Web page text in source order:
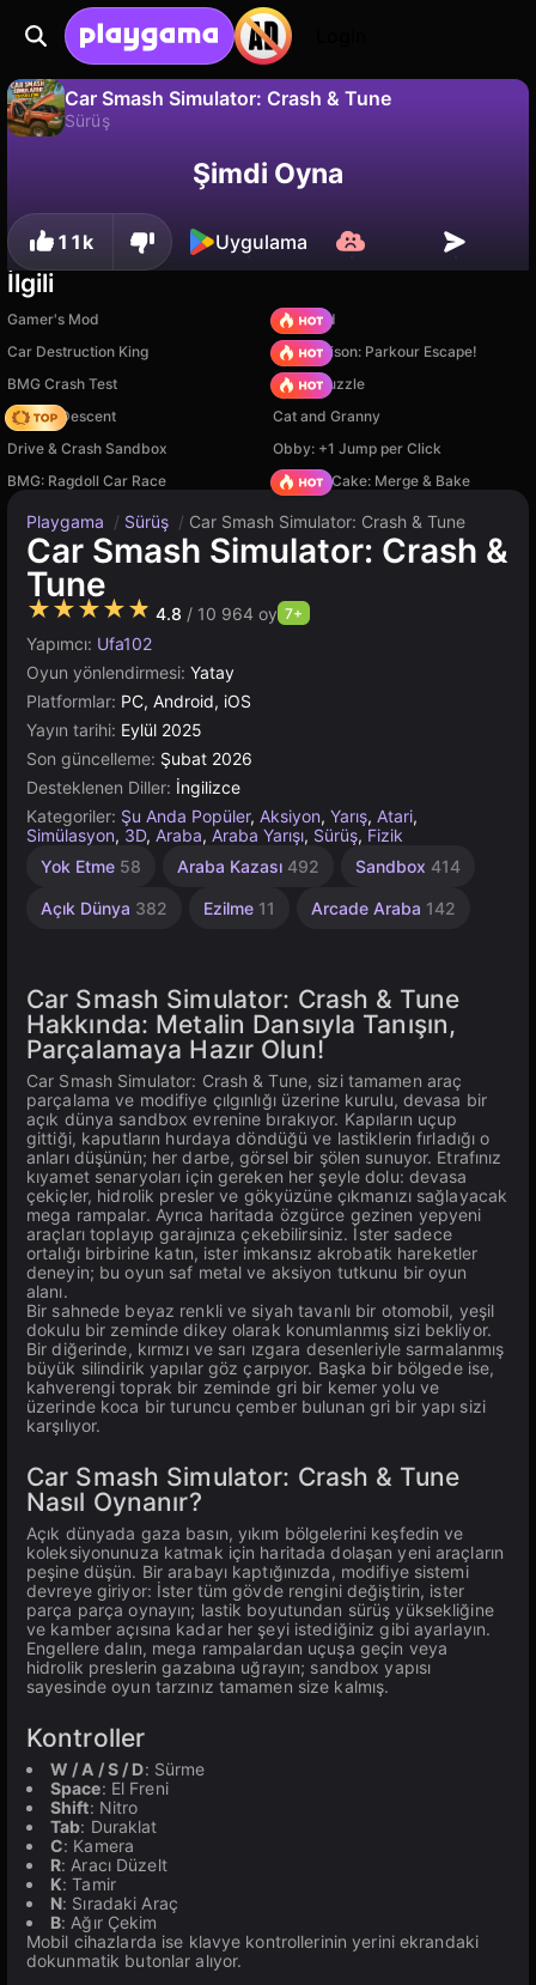
Car Smash Simulator: Crash & Tune
Sürüş
İlerlemeyi kaydet! Hayır
Şimdi Oyna
11k Uygulama
İlgili
Gamer's Mod
TB World
Car Destruction King
Barry Prison: Parkour Escape!
BMG Crash Test
Arrow Puzzle
Deadly Descent
Cat and Granny
Drive & Crash Sandbox
Obby: +1 Jump per Click
BMG: Ragdoll Car Race
Piece of Cake: Merge & Bake
Playgama / Sürüş / Car Smash Simulator: Crash & Tune
Car Smash Simulator: Crash &
Tune
★★★★★ 4.8 / 10 964 oy 7+
Yapımcı: Ufa102
Oyun yönlendirmesi: Yatay
Platformlar: PC, Android, iOS
Yayın tarihi: Eylül 2025
Son güncelleme: Şubat 2026
Desteklenen Diller: İngilizce
Kategoriler: Şu Anda Popüler, Aksiyon, Yarış, Atari,
Simülasyon, 3D, Araba, Araba Yarışı, Sürüş, Fizik
Yok Etme 58 Araba Kazası 492 Sandbox 414
Açık Dünya 382 Ezilme 11 Arcade Araba 142
Car Smash Simulator: Crash & Tune
Hakkında: Metalin Dansıyla Tanışın,
Parçalamaya Hazır Olun!
Car Smash Simulator: Crash & Tune, sizi tamamen araç
parçalama ve modifiye çılgınlığı üzerine kurulu, devasa bir
açık dünya sandbox evrenine bırakıyor. Kapıların uçup
gittiği, kaputların hurdaya döndüğü ve lastiklerin fırladığı o
anları düşünün; her darbe, görsel bir şölen sunuyor. Etrafınız
kıyamet senaryoları için gereken her şeyle dolu: devasa
çekiçler, hidrolik presler ve gökyüzüne çıkmanızı sağlayacak
mega rampalar. Ayrıca haritada özgürce gezinen yepyeni
araçları toplayıp garajınıza çekebilirsiniz. İster sadece
ortalığı birbirine katın, ister imkansız akrobatik hareketler
deneyin; bu oyun saf metal ve aksiyon tutkunu bir oyun
alanı.
Bir sahnede beyaz renkli ve siyah tavanlı bir otomobil, yeşil
dokulu bir zeminde dikey olarak konumlanmış sizi bekliyor.
Bir diğerinde, kırmızı ve sarı ızgara desenleriyle sarmalanmış
büyük silindirik yapılar göz çarpıyor. Başka bir bölgede ise,
kahverengi toprak bir zeminde gri bir kemer yolu ve
üzerinde koca bir turuncu çember bulunan gri bir yapı sizi
karşılıyor.
Car Smash Simulator: Crash & Tune
Nasıl Oynanır?
Açık dünyada gaza basın, yıkım bölgelerini keşfedin ve
koleksiyonunuza katmak için haritada dolaşan yeni araçların
peşine düşün. Bir arabayı kaptığınızda, modifiye sistemi
devreye giriyor: İster tüm gövde rengini değiştirin, ister
parça parça oynayın; lastik boyutundan sürüş yüksekliğine
ve kamber açısına kadar her şeyi istediğiniz gibi ayarlayın.
Engellere dalın, mega rampalardan uçuşa geçin veya
hidrolik preslerin gazabına uğrayın; sandbox yapısı
sayesinde oyun tarzınız tamamen size kalmış.
Kontroller
W / A / S / D: Sürme
Space: El Freni
Shift: Nitro
Tab: Duraklat
C: Kamera
R: Aracı Düzelt
K: Tamir
N: Sıradaki Araç
B: Ağır Çekim
Mobil cihazlarda ise klavye kontrollerinin yerini ekrandaki
dokunmatik butonlar alıyor.